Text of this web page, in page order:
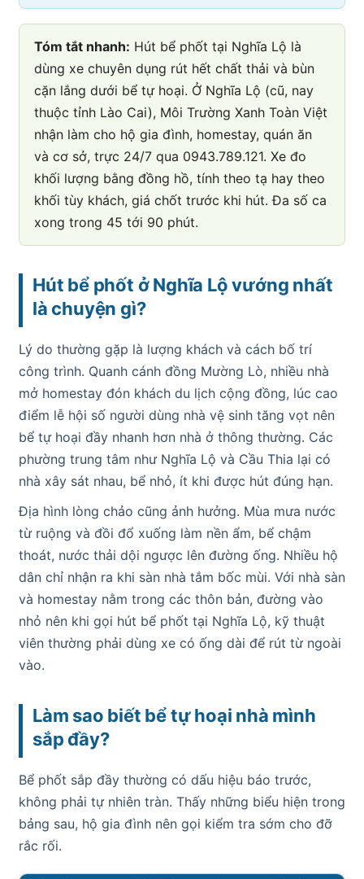
Tóm tắt nhanh: Hút bể phốt tại Nghĩa Lộ là
dùng xe chuyên dụng rút hết chất thải và bùn
cặn lắng dưới bể tự hoại. Ở Nghĩa Lộ (cũ, nay
thuộc tỉnh Lào Cai), Môi Trường Xanh Toàn Việt
nhận làm cho hộ gia đình, homestay, quán ăn
và cơ sở, trực 24/7 qua 0943.789.121. Xe đo
khối lượng bằng đồng hồ, tính theo tạ hay theo
khối tùy khách, giá chốt trước khi hút. Đa số ca
xong trong 45 tới 90 phút.
Hút bể phốt ở Nghĩa Lộ vướng nhất
là chuyện gì?
Lý do thường gặp là lượng khách và cách bố trí
công trình. Quanh cánh đồng Mường Lò, nhiều nhà
mở homestay đón khách du lịch cộng đồng, lúc cao
điểm lễ hội số người dùng nhà vệ sinh tăng vọt nên
bể tự hoại đầy nhanh hơn nhà ở thông thường. Các
phường trung tâm như Nghĩa Lộ và Cầu Thia lại có
nhà xây sát nhau, bể nhỏ, ít khi được hút đúng hạn.
Địa hình lòng chảo cũng ảnh hưởng. Mùa mưa nước
từ ruộng và đồi đổ xuống làm nền ẩm, bể chậm
thoát, nước thải dội ngược lên đường ống. Nhiều hộ
dân chỉ nhận ra khi sàn nhà tắm bốc mùi. Với nhà sàn
và homestay nằm trong các thôn bản, đường vào
nhỏ nên khi gọi hút bể phốt tại Nghĩa Lộ, kỹ thuật
viên thường phải dùng xe có ống dài để rút từ ngoài
vào.
Làm sao biết bể tự hoại nhà mình
sắp đầy?
Bể phốt sắp đầy thường có dấu hiệu báo trước,
không phải tự nhiên tràn. Thấy những biểu hiện trong
bảng sau, hộ gia đình nên gọi kiểm tra sớm cho đỡ
rắc rối.